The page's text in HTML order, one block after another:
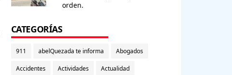
orden.
CATEGORÍAS
911 abelQuezada te informa Abogados
Accidentes Actividades Actualidad